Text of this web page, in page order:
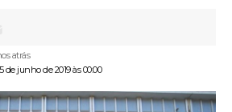
de junho de 2019 às 00:00
atrás